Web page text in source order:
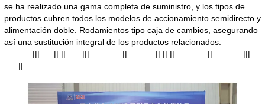
se ha realizado una gama completa de suministro, y los tipos de
productos cubren todos los modelos de accionamiento semidirecto y
alimentación doble. Rodamientos tipo caja de cambios, asegurando
así una sustitución integral de los productos relacionados.
||| || || ||| || || || || || |||
||